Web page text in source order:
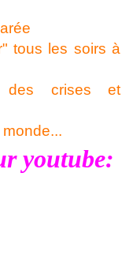
tous les soirs à
des crises et
youtube: